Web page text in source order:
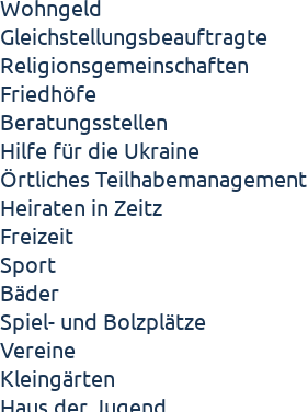
Wohngeld
Gleichstellungsbeauftragte
Religionsgemeinschaften
Friedhöfe
Beratungsstellen
Hilfe für die Ukraine
Örtliches Teilhabemanagement
Heiraten in Zeitz
Freizeit
Sport
Bäder
Spiel- und Bolzplätze
Vereine
Kleingärten
Haus der Jugend